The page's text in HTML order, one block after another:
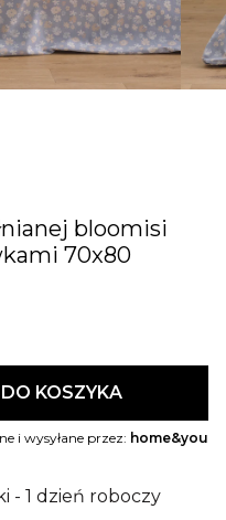
bloomisi
70x80
DO KOSZYKA
i wysyłane przez: home&you
- 1 dzień roboczy